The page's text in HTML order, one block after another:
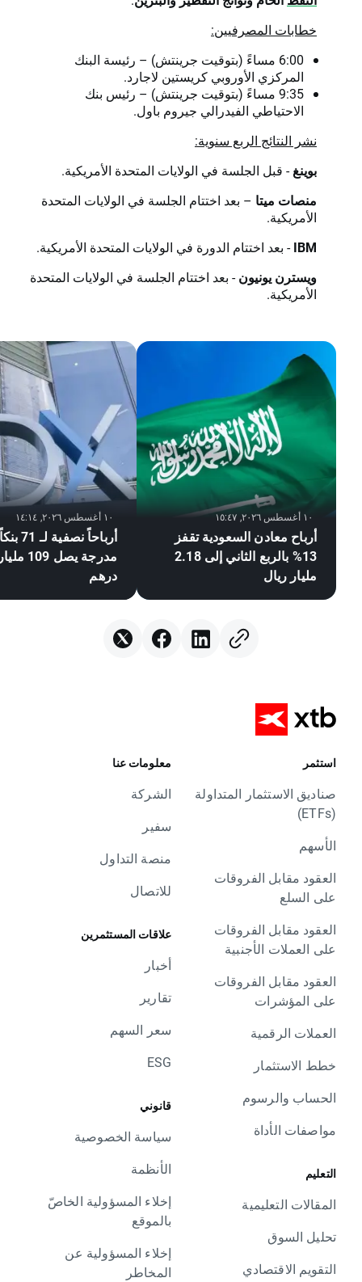
خطابات المصرفيين:
6:00 مساءً (بتوقيت جرينتش) – رئيسة البنك
المركزي الأوروبي كريستين لاجارد.
9:35 مساءً (بتوقيت جرينتش) – رئيس بنك
الاحتياطي الفيدرالي جيروم باول.
نشر النتائج الربع سنوية:
بوينغ- قبل الجلسة في الولايات المتحدة الأمريكية.
منصات ميتا – بعد اختتام الجلسة في الولايات المتحدة
الأمريكية.
IBM- بعد اختتام الدورة في الولايات المتحدة الأمريكية.
ويسترن يونيون- بعد اختتام الجلسة في الولايات المتحدة
الأمريكية.
١٠ أغسطس ٢٠٢٦, ١٥:٤٧
أرباح معادن السعودية تقفز
13% بالربع الثاني إلى 2.18
مليار ريال
١٠ أغسطس ٢٠٢٦, ١٤:١٤
أرباحاً
مدرجة يصل
درهم
استثمر
صناديق الاستثمار المتداولة
(ETFs)
الأسهم
العقود مقابل الفروقات
على السلع
العقود مقابل الفروقات
على العملات الأجنبية
العقود مقابل الفروقات
على المؤشرات
العملات الرقمية
خطط الاستثمار
الحساب والرسوم
مواصفات الأداة
التعليم
المقالات التعليمية
تحليل السوق
التقويم الاقتصادي
معلومات عنا
الشركة
سفير
منصة التداول
للاتصال
علاقات المستثمرين
أخبار
تقارير
سعر السهم
ESG
قانوني
سياسة الخصوصية
الأنظمة
إخلاء المسؤولية الخاصّ
بالموقع
إخلاء المسؤولية عن
المخاطر